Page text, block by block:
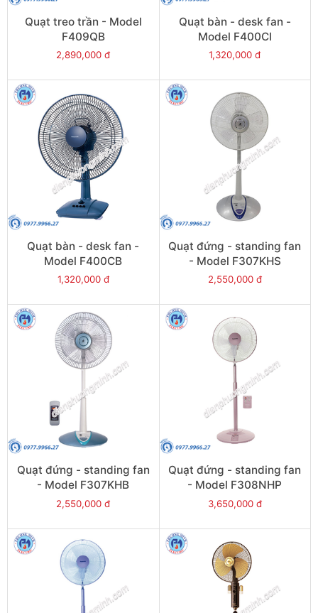
Quạt treo trần - Model
F409QB
2,890,000 đ
Quạt bàn - desk fan -
Model F400CI
1,320,000 đ
Quạt bàn - desk fan -
Model F400CB
1,320,000 đ
Quạt đứng - standing fan
- Model F307KHS
2,550,000 đ
Quạt đứng - standing fan
- Model F307KHB
2,550,000 đ
Quạt đứng - standing fan
- Model F308NHP
3,650,000 đ